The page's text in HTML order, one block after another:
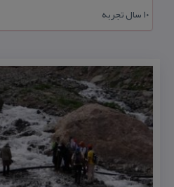
۱۰ سال تجربه